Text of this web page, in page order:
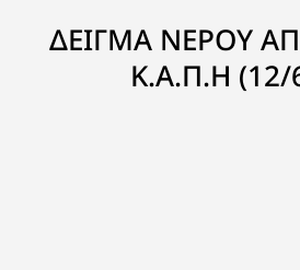
ΔΕΙΓΜΑ ΝΕΡΟΥ
Κ.Α.Π.Η (12/